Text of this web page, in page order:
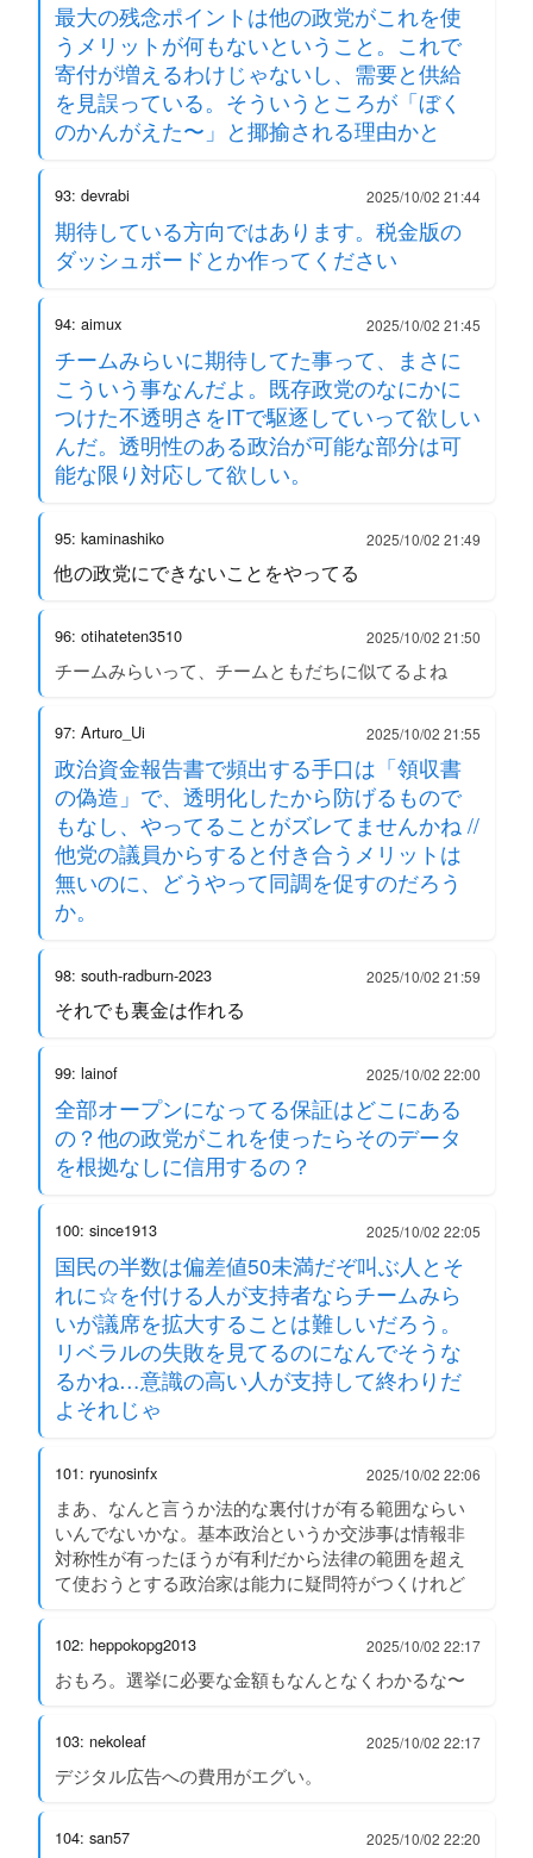
最大の残念ポイントは他の政党がこれを使
うメリットが何もないということ。これで
寄付が増えるわけじゃないし、需要と供給
を見誤っている。そういうところが「ぼく
のかんがえた〜」と揶揄される理由かと
93: devrabi 2025/10/02 21:44
期待している方向ではあります。税金版の
ダッシュボードとか作ってください
94: aimux 2025/10/02 21:45
チームみらいに期待してた事って、まさに
こういう事なんだよ。既存政党のなにかに
つけた不透明さをITで駆逐していって欲しい
んだ。透明性のある政治が可能な部分は可
能な限り対応して欲しい。
95: kaminashiko 2025/10/02 21:49
他の政党にできないことをやってる
96: otihateten3510 2025/10/02 21:50
チームみらいって、チームともだちに似てるよね
97: Arturo_Ui 2025/10/02 21:55
政治資金報告書で頻出する手口は「領収書
の偽造」で、透明化したから防げるもので
もなし、やってることがズレてませんかね //
他党の議員からすると付き合うメリットは
無いのに、どうやって同調を促すのだろう
か。
98: south-radburn-2023 2025/10/02 21:59
それでも裏金は作れる
99: lainof 2025/10/02 22:00
全部オープンになってる保証はどこにある
の？他の政党がこれを使ったらそのデータ
を根拠なしに信用するの？
100: since1913 2025/10/02 22:05
国民の半数は偏差値50未満だぞ叫ぶ人とそ
れに☆を付ける人が支持者ならチームみら
いが議席を拡大することは難しいだろう。
リベラルの失敗を見てるのになんでそうな
るかね…意識の高い人が支持して終わりだ
よそれじゃ
101: ryunosinfx 2025/10/02 22:06
まあ、なんと言うか法的な裏付けが有る範囲ならい
いんでないかな。基本政治というか交渉事は情報非
対称性が有ったほうが有利だから法律の範囲を超え
て使おうとする政治家は能力に疑問符がつくけれど
102: heppokopg2013 2025/10/02 22:17
おもろ。選挙に必要な金額もなんとなくわかるな〜
103: nekoleaf 2025/10/02 22:17
デジタル広告への費用がエグい。
104: san57 2025/10/02 22:20